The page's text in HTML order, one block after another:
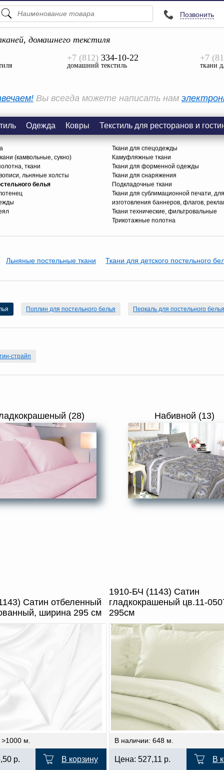
Просмотреть Все
Позвонить
домашнего текстиля
+7 (812) 334-10-22
домашний текстиль
+7
ткани
Вы всегда можете написать нам
Одежда Ковры Текстиль для ресторанов и
(камвольные, сукно)
ткани
льняные холсты
белья
Ткани для спецодежды
Камуфляжные ткани
Ткани для форменной одежды
Ткани для снаряжения
Подкладочные ткани
Ткани для сублимационной печати, для
изготовления баннеров, флагов,
Ткани технические, фильтровальные
Трикотажные полотна
Льняные постельные ткани Ткани для детского постельного
Поплин для постельного белья Перкаль для постельного белья
страйп
(28) Набивной (13)
Сатин отбеленный
ширина 295 см
м.
р. В корзину
1910-БЧ (1143) Сатин
гладкокрашеный цв.11-
295см
В наличии: 648 м.
Цена: 527,11 р. В